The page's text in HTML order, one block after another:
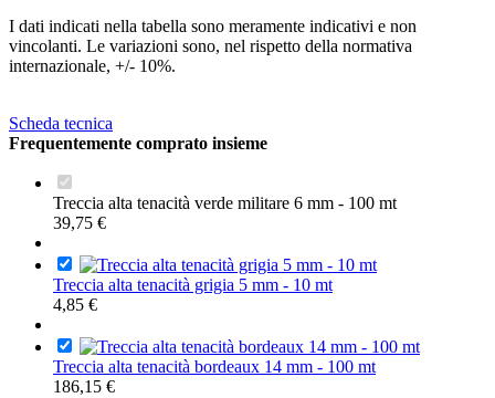
I dati indicati nella tabella sono meramente indicativi e non
vincolanti. Le variazioni sono, nel rispetto della normativa
internazionale, +/- 10%.
Scheda tecnica
Frequentemente comprato insieme
Treccia alta tenacità verde militare 6 mm - 100 mt
39,75 €
Treccia alta tenacità grigia 5 mm - 10 mt
4,85 €
Treccia alta tenacità bordeaux 14 mm - 100 mt
186,15 €